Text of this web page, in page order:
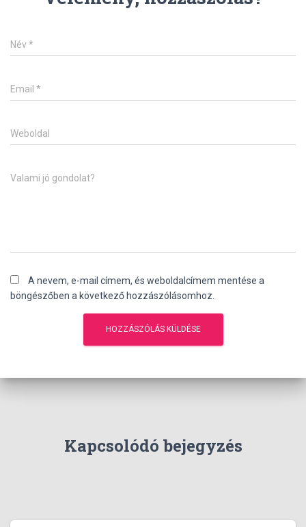
Név*
Email *
Weboldal
Valami jó gondolat?
A nevem, e-mail címem, és weboldalcímem mentése a
böngészőben a következő hozzászólásomhoz.
Kapcsolódó bejegyzés